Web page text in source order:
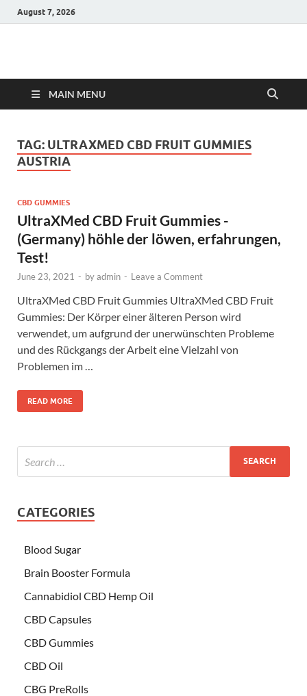
August 7, 2026
Hulk Supplements
MAIN MENU
TAG: ULTRAXMED CBD FRUIT GUMMIES
AUSTRIA
CBD GUMMIES
UltraXMed CBD Fruit Gummies -
(Germany) höhle der löwen, erfahrungen,
Test!
June 23, 2021 - byadmin - Leave a Comment
UltraXMed CBD Fruit Gummies UltraXMed CBD Fruit
Gummies: Der Körper einer älteren Person wird
verwendet, um aufgrund der unerwünschten Probleme
und des Rückgangs der Arbeit eine Vielzahl von
Problemen im …
READ MORE
CATEGORIES
Blood Sugar
Brain Booster Formula
Cannabidiol CBD Hemp Oil
CBD Capsules
CBD Gummies
CBD Oil
CBG PreRolls